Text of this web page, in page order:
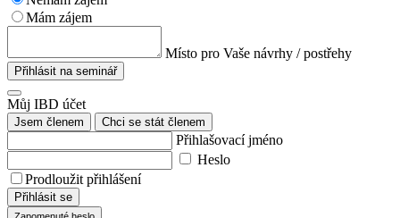
Mám zájem
Místo pro Vaše návrhy / postřehy
Přihlásit na seminář
Můj IBD účet
Jsem členem Chci se stát členem
Přihlašovací jméno
Heslo
Prodloužit přihlášení
Přihlásit se